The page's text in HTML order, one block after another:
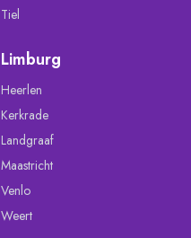
Tiel
Limburg
Heerlen
Kerkrade
Landgraaf
Maastricht
Venlo
Weert